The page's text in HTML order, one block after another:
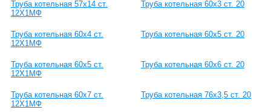
Труба котельная 57х14 ст.
12Х1МФ
Труба котельная 60х3 ст. 20
Труба котельная 60х4 ст.
12Х1МФ
Труба котельная 60х5 ст. 20
Труба котельная 60х5 ст.
12Х1МФ
Труба котельная 60х6 ст. 20
Труба котельная 60х7 ст.
12Х1МФ
Труба котельная 76х3,5 ст. 20